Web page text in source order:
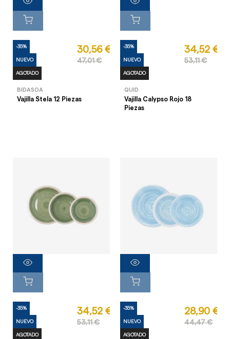
-35%
NUEVO
AGOTADO
30,56 €
47,01 €
BIDASOA
Vajilla Stela 12 Piezas
-35%
NUEVO
AGOTADO
34,52 €
53,11 €
QUID
Vajilla Calypso Rojo 18
Piezas
-35%
NUEVO
AGOTADO
34,52 €
53,11 €
-35%
NUEVO
AGOTADO
28,90 €
44,47 €